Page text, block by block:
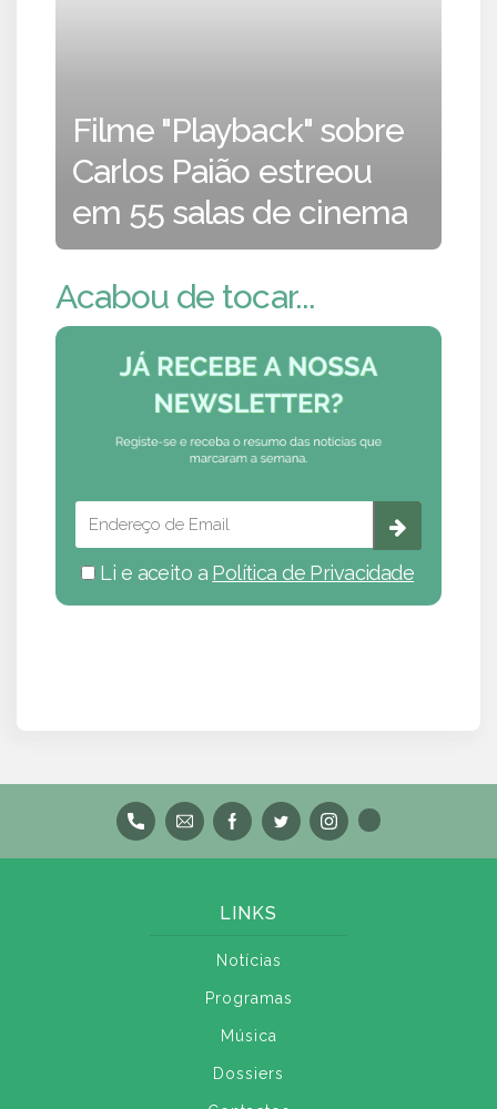
Filme "Playback" sobre
Carlos Paião estreou
em 55 salas de cinema
Acabou de tocar...
Li e aceito a Política de Privacidade
LINKS
Notícias
Programas
Música
Dossiers